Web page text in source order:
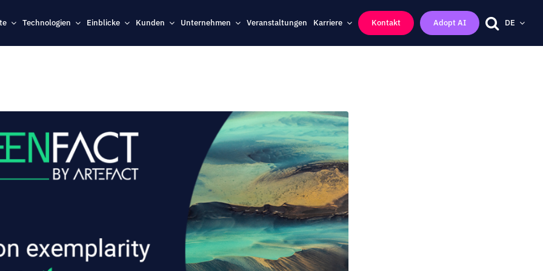
Technologien Einblicke Kunden Unternehmen Veranstaltungen Karriere Kontakt Adopt AI DE